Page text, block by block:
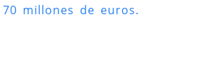
millones de euros.